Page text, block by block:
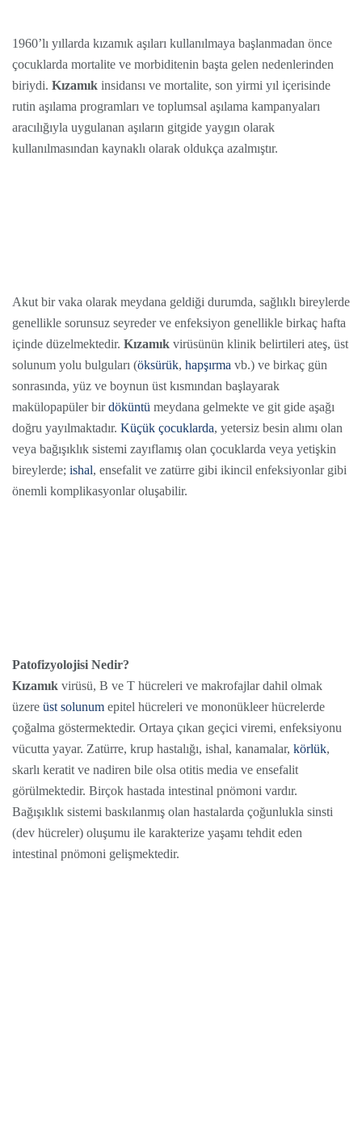
1960’lı yıllarda kızamık aşıları kullanılmaya başlanmadan önce
çocuklarda mortalite ve morbiditenin başta gelen nedenlerinden
biriydi. Kızamık insidansı ve mortalite, son yirmi yıl içerisinde
rutin aşılama programları ve toplumsal aşılama kampanyaları
aracılığıyla uygulanan aşıların gitgide yaygın olarak
kullanılmasından kaynaklı olarak oldukça azalmıştır.
Akut bir vaka olarak meydana geldiği durumda, sağlıklı bireylerde
genellikle sorunsuz seyreder ve enfeksiyon genellikle birkaç hafta
içinde düzelmektedir. Kızamık virüsünün klinik belirtileri ateş, üst
solunum yolu bulguları (öksürük, hapşırma vb.) ve birkaç gün
sonrasında, yüz ve boynun üst kısmından başlayarak
makülopapüler birdöküntü meydana gelmekte ve git gide aşağı
doğru yayılmaktadır. Küçük çocuklarda, yetersiz besin alımı olan
veya bağışıklık sistemi zayıflamış olan çocuklarda veya yetişkin
bireylerde; ishal, ensefalit ve zatürre gibi ikincil enfeksiyonlar gibi
önemli komplikasyonlar oluşabilir.
Patofizyolojisi Nedir?
Kızamık virüsü, B ve T hücreleri ve makrofajlar dahil olmak
üzere üst solunum epitel hücreleri ve mononükleer hücrelerde
çoğalma göstermektedir. Ortaya çıkan geçici viremi, enfeksiyonu
vücutta yayar. Zatürre, krup hastalığı, ishal, kanamalar, körlük,
skarlı keratit ve nadiren bile olsa otitis media ve ensefalit
görülmektedir. Birçok hastada intestinal pnömoni vardır.
Bağışıklık sistemi baskılanmış olan hastalarda çoğunlukla sinsti
(dev hücreler) oluşumu ile karakterize yaşamı tehdit eden
intestinal pnömoni gelişmektedir.